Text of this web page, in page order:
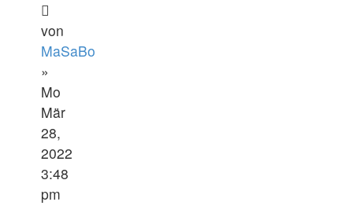
von
MaSaBo
»
Mo
Mär
28,
2022
3:48
pm